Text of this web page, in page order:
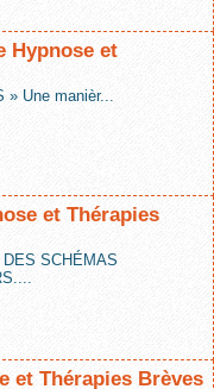
Hypnose et
» Une manièr...
et Thérapies
SCHÉMAS
et Thérapies Brèves